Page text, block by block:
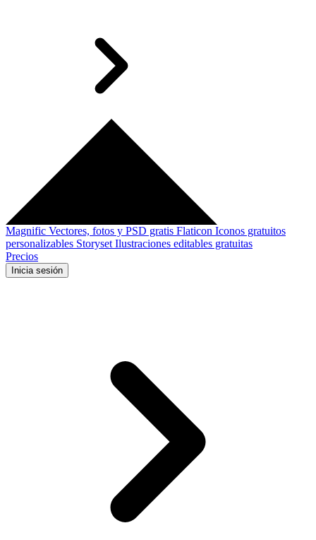
Magnific Vectores, fotos y PSD gratis Flaticon Iconos gratuitos
personalizables Storyset Ilustraciones editables gratuitas
Precios
Inicia sesión